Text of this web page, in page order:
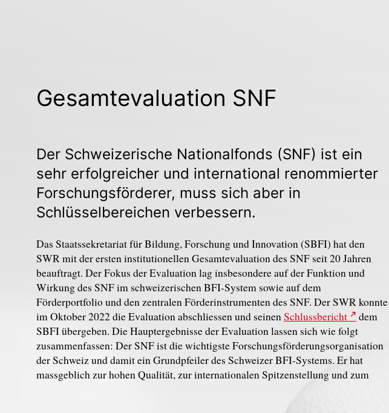
Gesamtevaluation SNF
Der Schweizerische Nationalfonds (SNF) ist ein
sehr erfolgreicher und international renommierter
Forschungsförderer, muss sich aber in
Schlüsselbereichen verbessern.
Das Staatssekretariat für Bildung, Forschung und Innovation (SBFI) hat den
SWR mit der ersten institutionellen Gesamtevaluation des SNF seit 20 Jahren
beauftragt. Der Fokus der Evaluation lag insbesondere auf der Funktion und
Wirkung des SNF im schweizerischen BFI-System sowie auf dem
Förderportfolio und den zentralen Förderinstrumenten des SNF. Der SWR konnte
im Oktober 2022 die Evaluation abschliessen und seinenSchlussbericht
dem
SBFI übergeben. Die Hauptergebnisse der Evaluation lassen sich wie folgt
zusammenfassen: Der SNF ist die wichtigste Forschungsförderungsorganisation
der Schweiz und damit ein Grundpfeiler des Schweizer BFI-Systems. Er hat
massgeblich zur hohen Qualität, zur internationalen Spitzenstellung und zum